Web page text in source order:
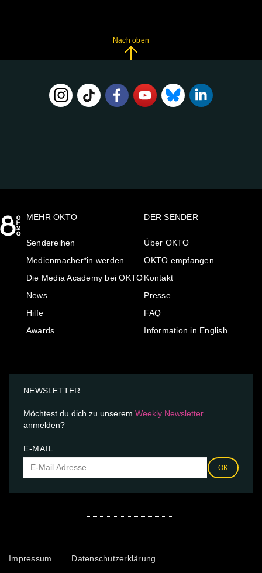
Nach oben
MEHR OKTO
Sendereihen
Medienmacher*in werden
Die Media Academy bei OKTO
News
Hilfe
Awards
DER SENDER
Über OKTO
OKTO empfangen
Kontakt
Presse
FAQ
Information in English
NEWSLETTER
Möchtest du dich zu unserem Weekly Newsletter
anmelden?
E-MAIL
OK
Impressum Datenschutzerklärung